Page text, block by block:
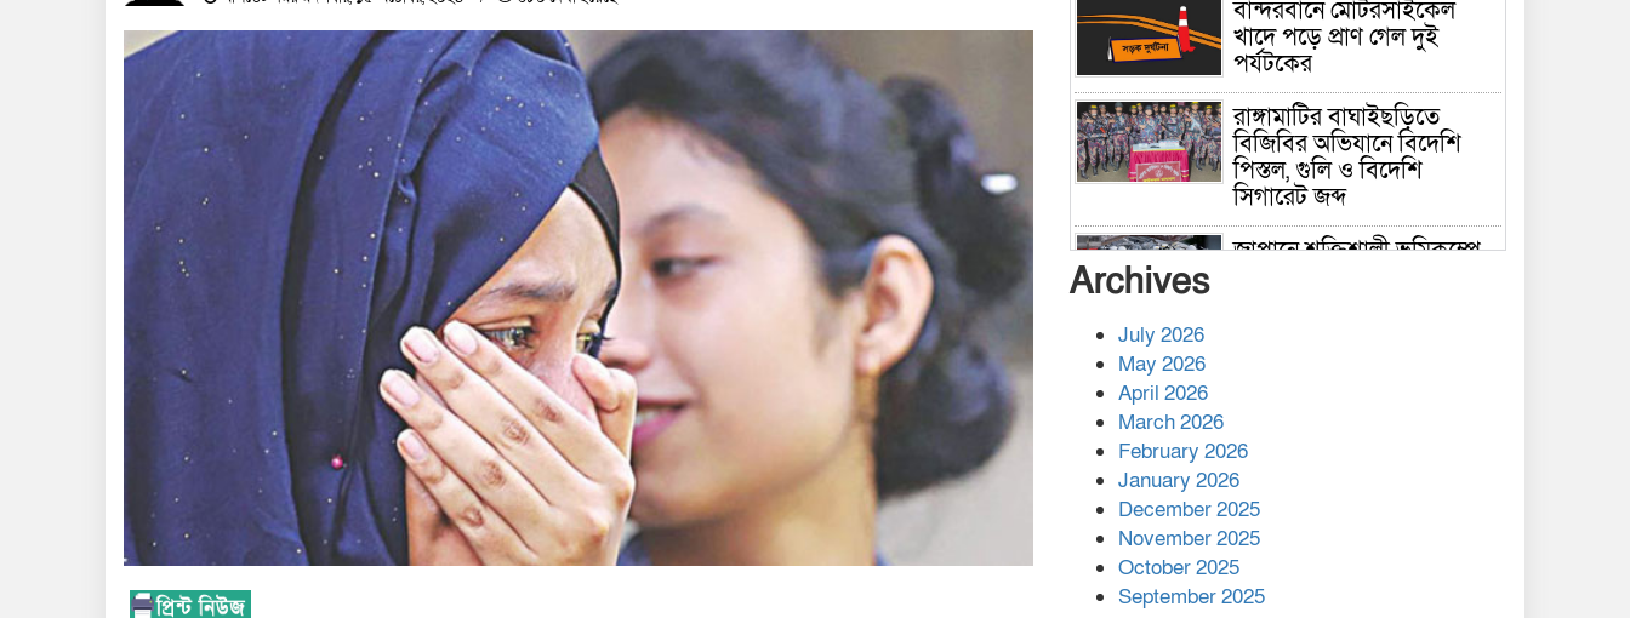
বান্দরবানে মোটরসাইকেল
খাদে পড়ে প্রাণ গেল দুই
পর্যটকের
রাঙ্গামাটির বাঘাইছড়িতে
বিজিবির অভিযানে বিদেশি
পিস্তল, গুলি ও বিদেশি
সিগারেট জব্দ
জাপানে শক্তিশালী ভূমিকম্পে
কাপ্তাই প্রেস ক্লাবের সভাপতি
মাহফুজ, সম্পাদক রিপন মারমা
নির্বাচিত
মালয়েশিয়ার প্রধানমন্ত্রীকে চিঠি
দেয়ার পর ফোন তারেক
Archives
July 2026
May 2026
April 2026
March 2026
February 2026
January 2026
December 2025
November 2025
October 2025
September 2025